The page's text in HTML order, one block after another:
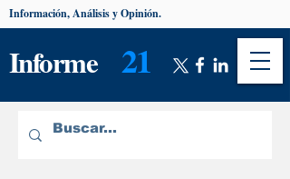
Informe 21
Información, Análisis y Opinión.